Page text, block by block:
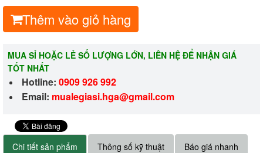
Thêm vào giỏ hàng
MUA SỈ HOẶC LẺ SỐ LƯỢNG LỚN, LIÊN HỆ ĐỂ NHẬN GIÁ
TỐT NHẤT
Hotline: 0909 926 992
Email: mualegiasi.hga@gmail.com
Chi tiết sản phẩm Thông số kỹ thuật Báo giá nhanh